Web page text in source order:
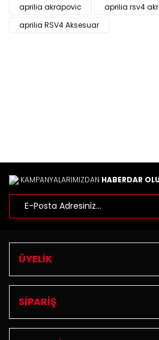
Ürün resmi kalitesiz, bozuk veya
aprilia akrapovic
aprilia rsv4
aprilia RSV4 Aksesuar
KAMPANYALARIMIZDAN HABERDAR
ÜYELİK
SİPARİŞ